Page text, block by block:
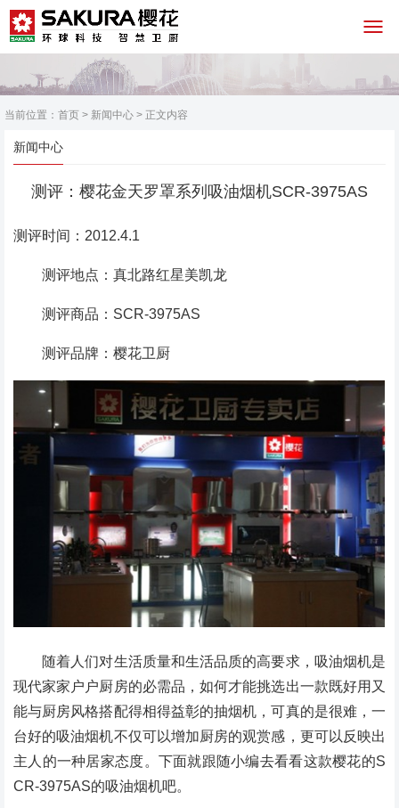
当前位置： 首页 > 新闻中心 > 正文内容
新闻中心
测评：樱花金天罗罩系列吸油烟机SCR-3975AS
测评时间：2012.4.1
测评地点：真北路红星美凯龙
测评商品：SCR-3975AS
测评品牌：樱花卫厨
随着人们对生活质量和生活品质的高要求，吸油烟机是
现代家家户户厨房的必需品，如何才能挑选出一款既好用又
能与厨房风格搭配得相得益彰的抽烟机，可真的是很难，一
台好的吸油烟机不仅可以增加厨房的观赏感，更可以反映出
主人的一种居家态度。下面就跟随小编去看看这款樱花的S
CR-3975AS的吸油烟机吧。